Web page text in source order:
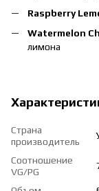
Raspberry
Watermelon
лимона
Страна
производитель
Соотношение
VG/PG